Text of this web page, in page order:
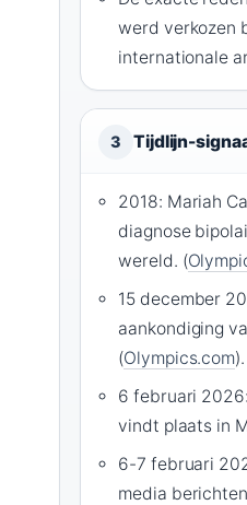
werd verkozen
internationale
3 Tijdlijn-
2018: Mariah
diagnose
wereld. (
15 december
aankondiging
(Olympics.com).
6 februari
vindt plaats in
6-7 februari
media